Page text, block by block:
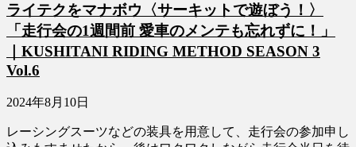
ライテクをマナボウ〈サーキットで遊ぼう！〉
「走行会の1週間前 愛車のメンテも忘れずに！」
｜KUSHITANI RIDING METHOD SEASON 3
Vol.6
2024年8月10日
レーシングスーツなどの装具を用意して、走行会の参加申し